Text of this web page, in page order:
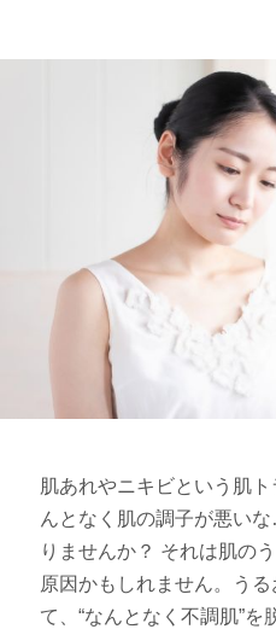
肌あれやニキビという肌
んとなく肌の調子が悪い
りませんか？ それは肌の
原因かもしれません。う
て、“なんとなく不調肌”を